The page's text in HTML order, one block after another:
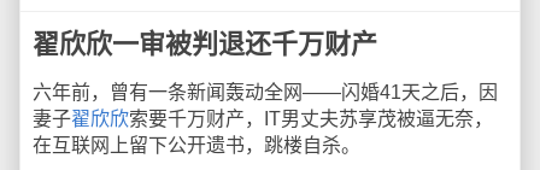
翟欣欣一审被判退还千万财产
六年前，曾有一条新闻轰动全网——闪婚41天之后，因
妻子翟欣欣索要千万财产，IT男丈夫苏享茂被逼无奈，
在互联网上留下公开遗书，跳楼自杀。